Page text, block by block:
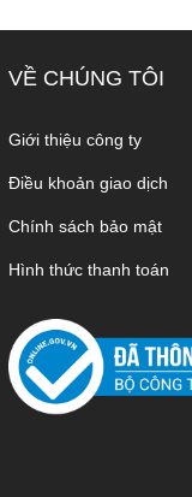
VỀ CHÚNG TÔI
Giới thiệu công ty
Điều khoản giao dịch
Chính sách bảo mật
Hình thức thanh toán